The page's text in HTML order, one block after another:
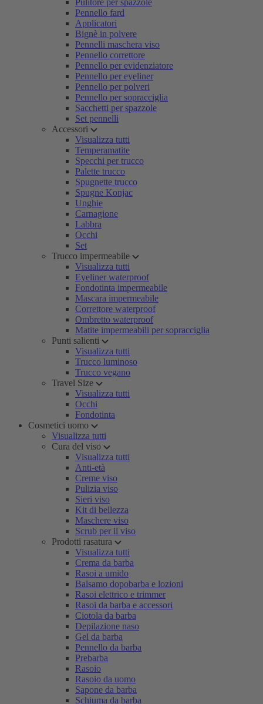
Pulitore per spazzole
Pennello fard
Applicatori
Bignè in polvere
Pennelli maschera viso
Pennello correttore
Pennello per evidenziatore
Pennello per eyeliner
Pennello per polveri
Pennello per sopracciglia
Sacchetti per spazzole
Set pennelli
Accessori
Visualizza tutti
Temperamatite
Specchi per trucco
Palette trucco
Spugnette trucco
Spugne Konjac
Unghie
Carnagione
Labbra
Occhi
Set
Trucco impermeabile
Visualizza tutti
Eyeliner waterproof
Fondotinta impermeabile
Mascara impermeabile
Correttore waterproof
Ombretto waterproof
Matite impermeabili per sopracciglia
Punti salienti
Visualizza tutti
Trucco luminoso
Trucco vegano
Travel Size
Visualizza tutti
Occhi
Fondotinta
Cosmetici uomo
Visualizza tutti
Cura del viso
Visualizza tutti
Anti-età
Creme viso
Pulizia viso
Sieri viso
Kit di bellezza
Maschere viso
Scrub per il viso
Prodotti rasatura
Visualizza tutti
Crema da barba
Rasoi a umido
Balsamo dopobarba e lozioni
Rasoi elettrico e trimmer
Rasoi da barba e accessori
Ciotola da barba
Depilazione naso
Gel da barba
Pennello da barba
Prebarba
Rasoio
Rasoio da uomo
Sapone da barba
Schiuma da barba